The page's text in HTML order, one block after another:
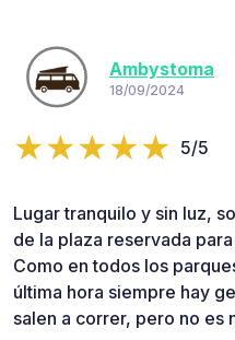
Ambystoma
18/09/2024
5/5
Lugar tranquilo y sin luz,
de la plaza reservada
Como en todos los
última hora siempre hay
salen a correr, pero no es